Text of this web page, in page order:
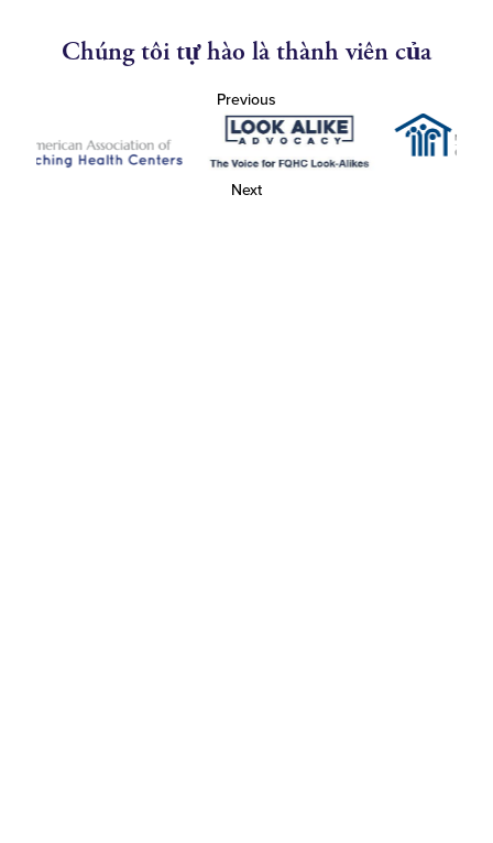
Chúng tôi tự hào là thành viên của
Previous
Next